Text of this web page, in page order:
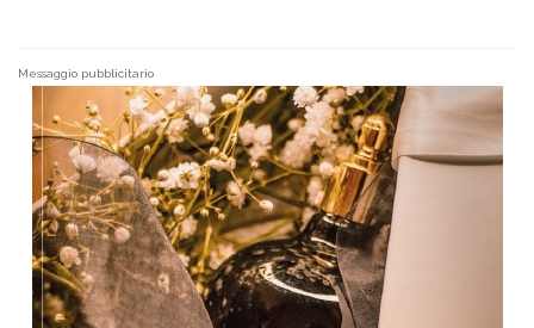
Messaggio pubblicitario